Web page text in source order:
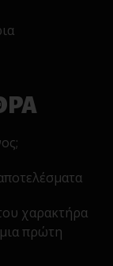
χαρακτήρα
πρώτη